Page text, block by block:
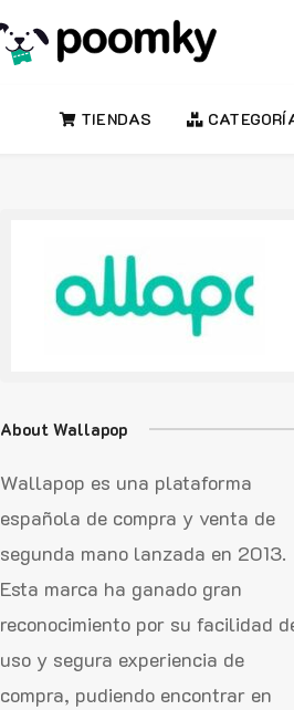
TIENDAS
About Wallapop
Wallapop es una plataforma
española de compra y venta de
segunda mano lanzada en 2013.
Esta marca ha ganado gran
reconocimiento por su facilidad
uso y segura experiencia de
compra, pudiendo encontrar en